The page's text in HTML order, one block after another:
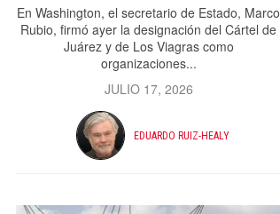
En Washington, el secretario de Estado, Marco
Rubio, firmó ayer la designación del Cártel de
Juárez y de Los Viagras como
organizaciones...
JULIO 17, 2026
EDUARDO RUIZ-HEALY